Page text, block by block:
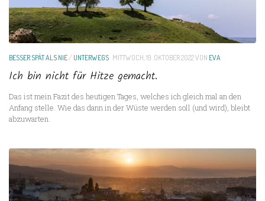
BESSER SPÄT ALS NIE/UNTERWEGS MITTWOCH, 19. OKTOBER 2022VON EVA
Ich bin nicht für Hitze gemacht.
Das ist mein Fazit des heutigen Tages, welches ich gleich mal an den
Anfang stelle. Wie das dann in der Wüste werden soll (und wird), bleibt
abzuwarten.